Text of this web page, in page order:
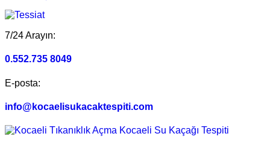
7/24 Arayın:
0.552.735 8049
E-posta:
info@kocaelisukacaktespiti.com